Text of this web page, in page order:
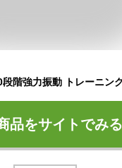
品をサイトでみる